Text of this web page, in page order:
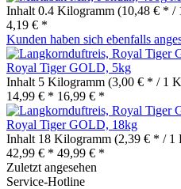
Inhalt 0.4 Kilogramm (10,48 € * /
4,19 € *
Kunden haben sich ebenfalls
Royal Tiger GOLD, 5kg
Inhalt 5 Kilogramm (3,00 € * / 1
14,99 € * 16,99 € *
Royal Tiger GOLD, 18kg
Inhalt 18 Kilogramm (2,39 € * / 1
42,99 € * 49,99 € *
Zuletzt angesehen
Service-Hotline